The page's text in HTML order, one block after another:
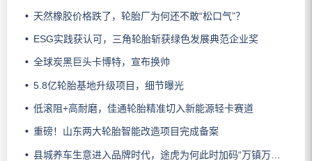
天然橡胶价格跌了，轮胎厂为何还不敢“松口气”？
ESG实践获认可，三角轮胎斩获绿色发展典范企业奖
全球炭黑巨头卡博特，宣布换帅
5.8亿轮胎基地升级项目，细节曝光
低滚阻+高耐磨，佳通轮胎精准切入新能源轻卡赛道
重磅！山东两大轮胎智能改造项目完成备案
县城养车生意进入品牌时代，途虎为何此时加码“万镇万店”？